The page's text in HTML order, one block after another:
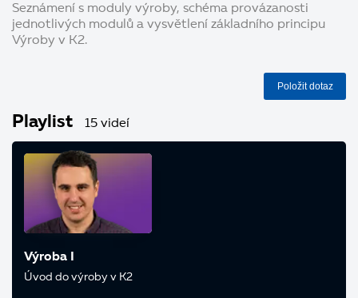
Seznámení s moduly výroby, schéma provázanosti
jednotlivých modulů a vysvětlení základního principu
Výroby v K2.
Položit dotaz
Playlist 15 videí
Výroba I
Úvod do výroby v K2